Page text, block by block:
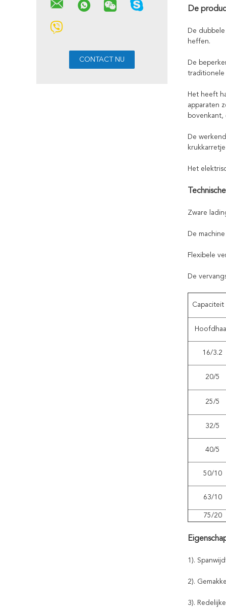
De
De
heffen.
De
traditionele
Het heeft
apparaten
bovenkant,
De
Het
Zware
De
Flexibele
De
Capaciteit
16/3.2
20/5
25/5
32/5
40/5
50/10
63/10
75/20
1).
2).
3).